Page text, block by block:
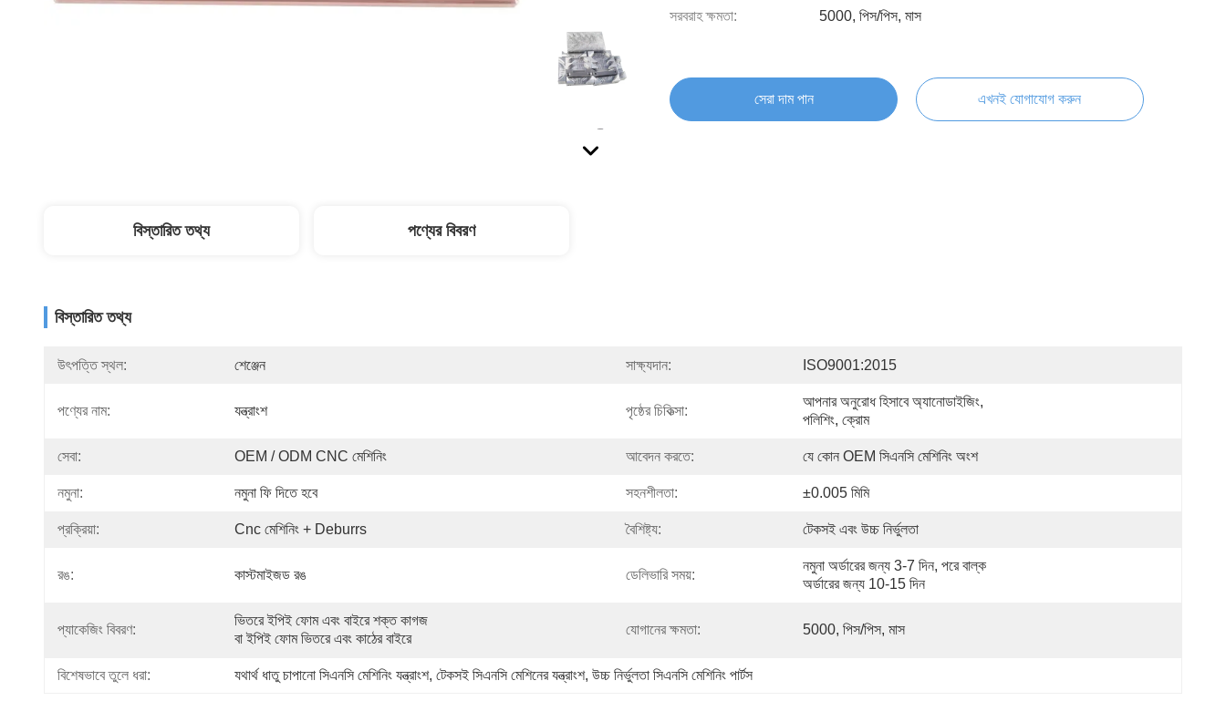
সরবরাহ ক্ষমতা: 5000, পিস/পিস, মাস
সেরা দাম পান এখনই যোগাযোগ করুন
বিস্তারিত তথ্য পণ্যের বিবরণ
বিস্তারিত তথ্য
উৎপত্তি স্থল: শেঞ্জেন সাক্ষ্যদান: ISO9001:2015
পণ্যের নাম: যন্ত্রাংশ পৃষ্ঠের চিকিত্সা:
আপনার অনুরোধ হিসাবে অ্যানোডাইজিং,
পলিশিং, ক্রোম
সেবা: OEM / ODM CNC মেশিনিং আবেদন করতে: যে কোন OEM সিএনসি মেশিনিং অংশ
নমুনা: নমুনা ফি দিতে হবে সহনশীলতা: ±0.005 মিমি
প্রক্রিয়া: Cnc মেশিনিং + Deburrs বৈশিষ্ট্য: টেকসই এবং উচ্চ নির্ভুলতা
রঙ: কাস্টমাইজড রঙ ডেলিভারি সময়:
নমুনা অর্ডারের জন্য 3-7 দিন, পরে বাল্ক
অর্ডারের জন্য 10-15 দিন
প্যাকেজিং বিবরণ:
ভিতরে ইপিই ফোম এবং বাইরে শক্ত কাগজ
বা ইপিই ফোম ভিতরে এবং কাঠের বাইরে
যোগানের ক্ষমতা: 5000, পিস/পিস, মাস
বিশেষভাবে তুলে ধরা: যথার্থ ধাতু চাপানো সিএনসি মেশিনিং যন্ত্রাংশ, টেকসই সিএনসি মেশিনের যন্ত্রাংশ, উচ্চ নির্ভুলতা সিএনসি মেশিনিং পার্টস